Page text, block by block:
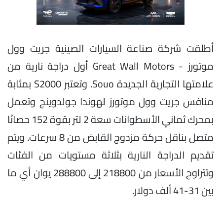
أطلقت شركة صناعة السيارات الصينية جريت وول
موتورز - Great Wall Motors أول دراجة نارية من
علامتها التجارية الجديدة Souo. وتعتبر S2000 بمثابة
منافس جريت وول موتورز لهوندا جولدوينج وتعمل
بمحرك ثماني الأسطوانات سعة 2 لتر بقوة 152 حصانًا
متصل بناقل حركة مزدوج القابض من 8 سرعات. ويتم
تقديم الدراجة النارية بثلاثة مستويات من الفئات
وتتراوح الأسعار من 218800 إلى 288800 يوان أي ما
بين 31-41 ألف دولار.